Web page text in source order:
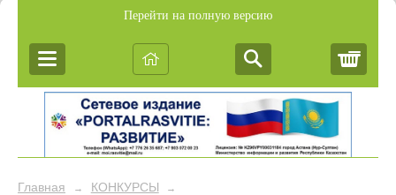
Перейти на полную версию
Главная → КОНКУРСЫ →